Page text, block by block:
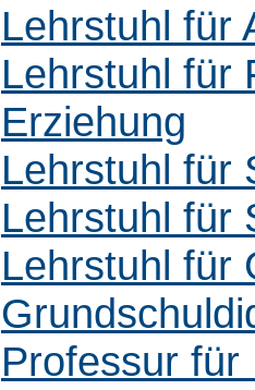
Lehrstuhl für
Lehrstuhl für
Erziehung
Lehrstuhl für
Lehrstuhl für
Lehrstuhl für
Professur für